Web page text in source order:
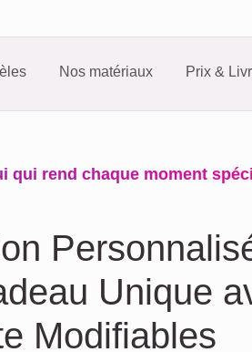
Nos matériaux Prix &
qui rend chaque moment
Unique
Modifiables